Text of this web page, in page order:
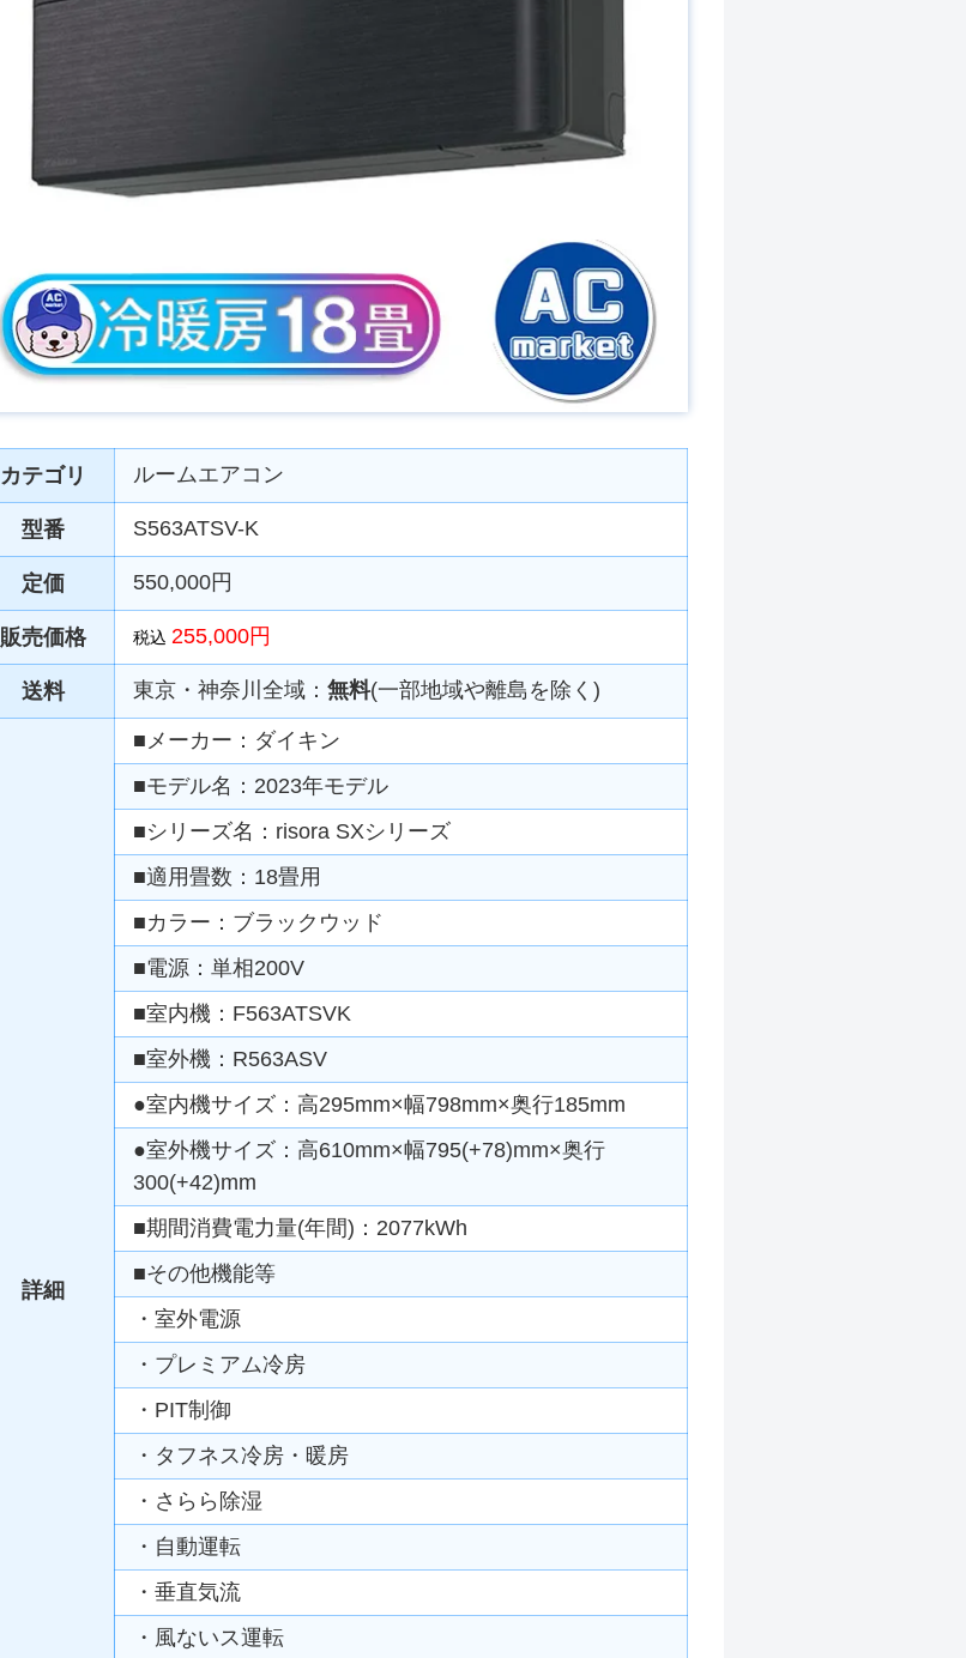
カテゴリ ルームエアコン
型番 S563ATSV-K
定価 550,000円
販売価格 税込 255,000円
送料 東京・神奈川全域： 無料(一部地域や離島を除く)
詳細
■メーカー：ダイキン
■モデル名：2023年モデル
■シリーズ名：risora SXシリーズ
■適用畳数：18畳用
■カラー：ブラックウッド
■電源：単相200V
■室内機：F563ATSVK
■室外機：R563ASV
●室内機サイズ：高295mm×幅798mm×奥行185mm
●室外機サイズ：高610mm×幅795(+78)mm×奥行
300(+42)mm
■期間消費電力量(年間)：2077kWh
■その他機能等
・室外電源
・プレミアム冷房
・PIT制御
・タフネス冷房・暖房
・さらら除湿
・自動運転
・垂直気流
・風ないス運転